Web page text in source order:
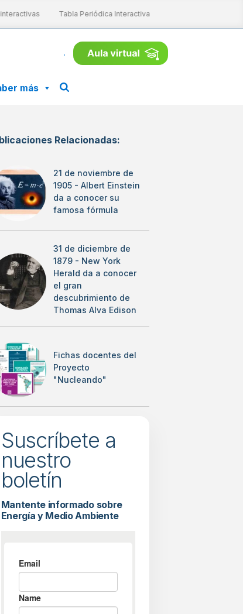
Tabla Periódica Interactiva
más
Relacionadas:
21 de noviembre de
1905 - Albert Einstein
da a conocer su
famosa fórmula
31 de diciembre de
1879 - New York
Herald da a conocer
el gran
descubrimiento de
Thomas Alva Edison
Fichas docentes del
Proyecto
"Nucleando"
Suscríbete a
nuestro
boletín
Mantente informado sobre
Energía y Medio Ambiente